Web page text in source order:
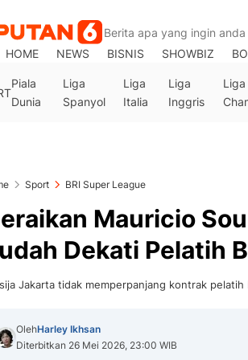
HOME
NEWS BISNIS SHOWBIZ
Piala
Dunia
Liga
Spanyol
Liga
Italia
Liga
Inggris
Liga
Sport BRI Super League
Mauricio
Dekati Pelatih
Jakarta tidak memperpanjang kontrak pelatih
OlehHarley Ikhsan
Diterbitkan 26 Mei 2026, 23:00 WIB